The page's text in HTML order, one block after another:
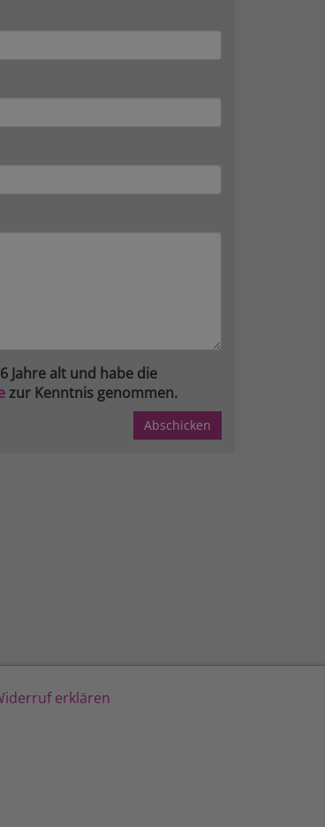
Jahre alt und habe die
zur Kenntnis genommen.
erklären